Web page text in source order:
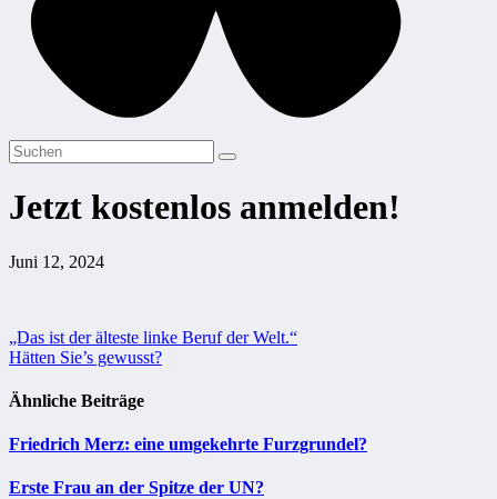
Jetzt kostenlos anmelden!
Juni 12, 2024
Beitragsnavigation
„Das ist der älteste linke Beruf der Welt.“
Hätten Sie’s gewusst?
Ähnliche Beiträge
Friedrich Merz: eine umgekehrte Furzgrundel?
Erste Frau an der Spitze der UN?